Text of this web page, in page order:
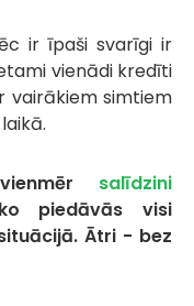
ir īpaši svarīgi ir
vienādi kredīti
vairākiem simtiem
salīdzini
piedāvās visi
Ātri - bez